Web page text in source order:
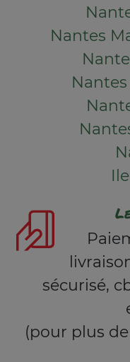
Nantes
sécurisé,
(pour plus